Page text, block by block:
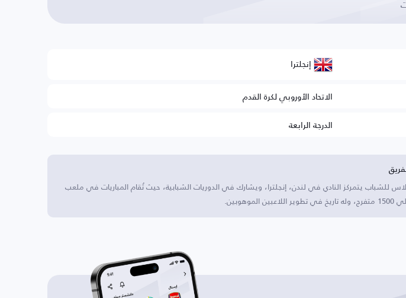
إنجلترا
الاتحاد الأوروبي لكرة القدم
الدرجة الرابعة
للشباب يتمركز النادي في لندن، إنجلترا، ويشارك في الدوريات الشبابية، حيث تُقام المباريات في ملعب